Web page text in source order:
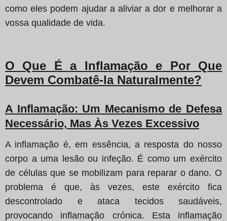
como eles podem ajudar a aliviar a dor e melhorar a
vossa qualidade de vida.
O Que É a Inflamação e Por Que
Devem Combatê-la Naturalmente?
A Inflamação: Um Mecanismo de Defesa
Necessário, Mas Às Vezes Excessivo
A inflamação é, em essência, a resposta do nosso
corpo a uma lesão ou infeção. É como um exército
de células que se mobilizam para reparar o dano. O
problema é que, às vezes, este exército fica
descontrolado e ataca tecidos saudáveis,
provocando inflamação crónica. Esta inflamação